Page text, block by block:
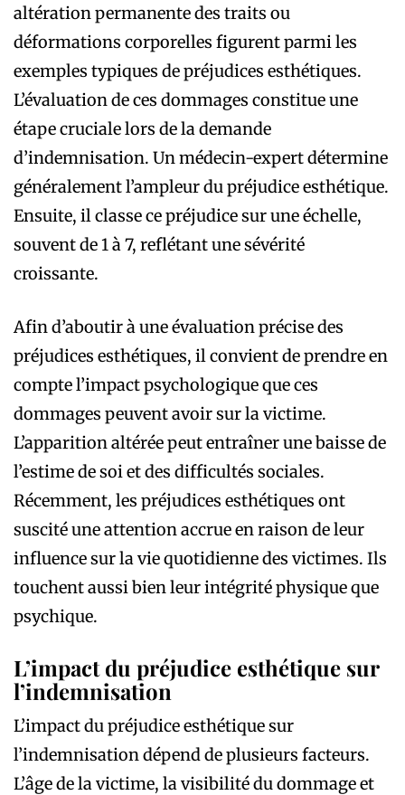
altération permanente des traits ou
déformations corporelles figurent parmi les
exemples typiques de préjudices esthétiques.
L’évaluation de ces dommages constitue une
étape cruciale lors de la demande
d’indemnisation. Un médecin-expert détermine
généralement l’ampleur du préjudice esthétique.
Ensuite, il classe ce préjudice sur une échelle,
souvent de 1 à 7, reflétant une sévérité
croissante.
Afin d’aboutir à une évaluation précise des
préjudices esthétiques, il convient de prendre en
compte l’impact psychologique que ces
dommages peuvent avoir sur la victime.
L’apparition altérée peut entraîner une baisse de
l’estime de soi et des difficultés sociales.
Récemment, les préjudices esthétiques ont
suscité une attention accrue en raison de leur
influence sur la vie quotidienne des victimes. Ils
touchent aussi bien leur intégrité physique que
psychique.
L’impact du préjudice esthétique sur
l’indemnisation
L’impact du préjudice esthétique sur
l’indemnisation dépend de plusieurs facteurs.
L’âge de la victime, la visibilité du dommage et